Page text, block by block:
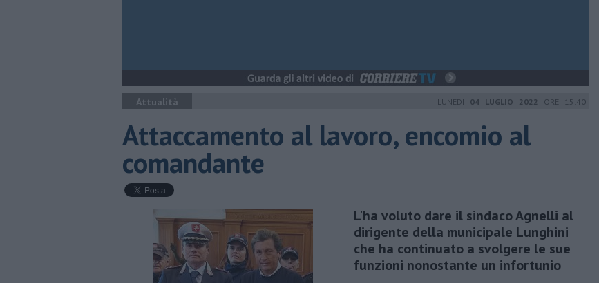
Attualità LUNEDÌ 04 LUGLIO 2022 ORE 15:40
Attaccamento al lavoro, encomio al
comandante
L'ha voluto dare il sindaco Agnelli al
dirigente della municipale Lunghini
che ha continuato a svolgere le sue
funzioni nonostante un infortunio